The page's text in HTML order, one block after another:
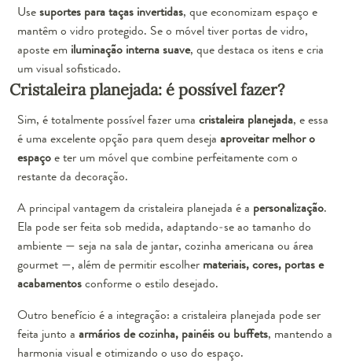
Usesuportes para taças invertidas, que economizam espaço e
mantêm o vidro protegido. Se o móvel tiver portas de vidro,
aposte em iluminação interna suave, que destaca os itens e cria
um visual sofisticado.
Cristaleira planejada: é possível fazer?
Sim, é totalmente possível fazer uma cristaleira planejada, e essa
é uma excelente opção para quem deseja aproveitar melhor o
espaçoe ter um móvel que combine perfeitamente com o
restante da decoração.
A principal vantagem da cristaleira planejada é a personalização.
Ela pode ser feita sob medida, adaptando-se ao tamanho do
ambiente — seja na sala de jantar, cozinha americana ou área
gourmet —, além de permitir escolher materiais, cores, portas e
acabamentosconforme o estilo desejado.
Outro benefício é a integração: a cristaleira planejada pode ser
feita junto a armários de cozinha, painéis ou buffets, mantendo a
harmonia visual e otimizando o uso do espaço.